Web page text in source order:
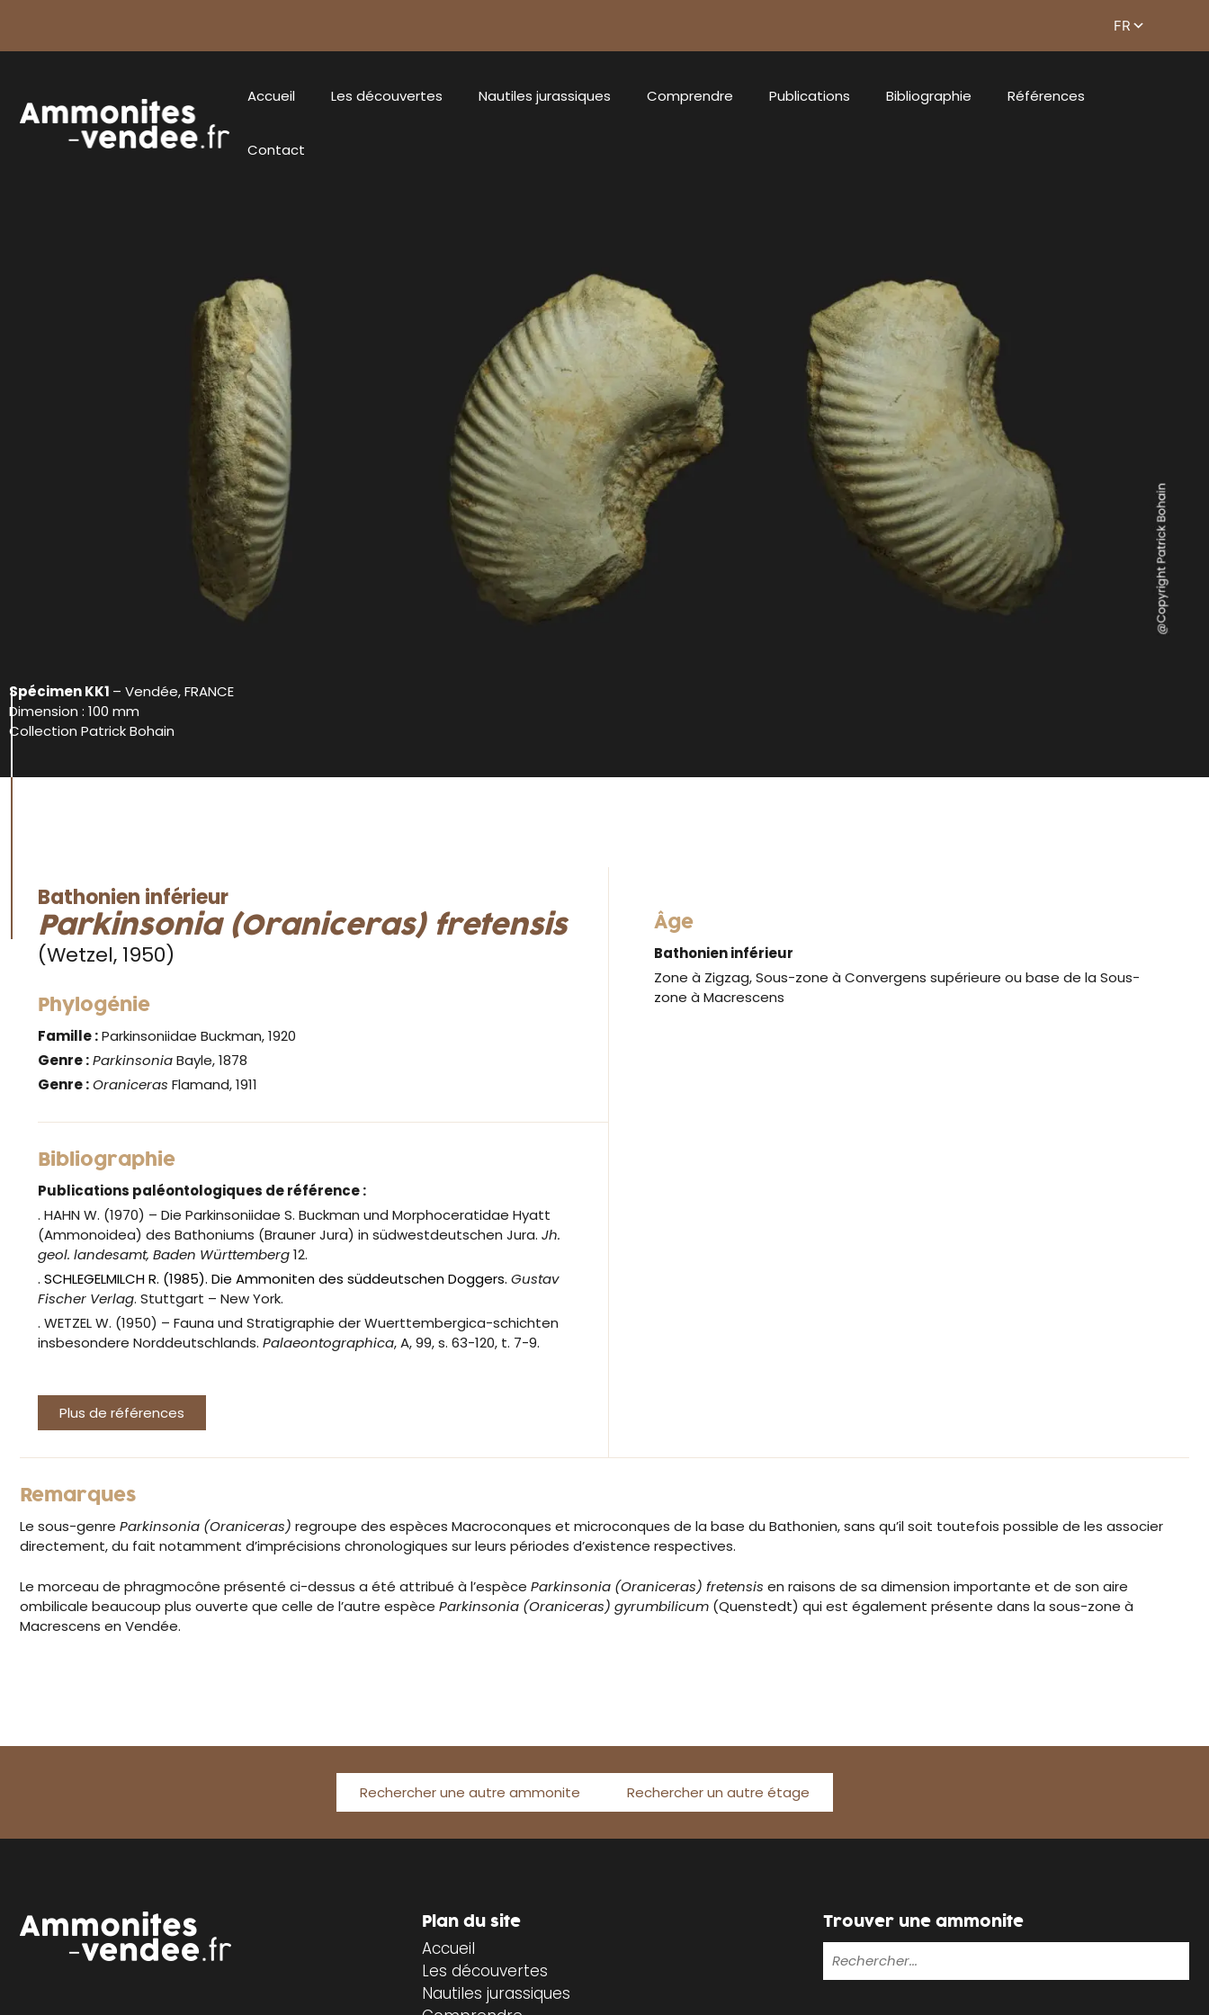
Accueil Les découvertes Nautiles jurassiques Comprendre Publications Bibliographie Références
Contact
Spécimen KK1 – Vendée, FRANCE
Dimension : 100 mm
Collection Patrick Bohain
Bathonien inférieur
Parkinsonia (Oraniceras) fretensis
(Wetzel, 1950)
Phylogénie
Famille :Parkinsoniidae Buckman, 1920
Genre :ParkinsoniaBayle, 1878
Genre :Oraniceras Flamand, 1911
Bibliographie
Publications paléontologiques de référence :
. HAHN W. (1970) – Die Parkinsoniidae S. Buckman und Morphoceratidae Hyatt
(Ammonoidea) des Bathoniums (Brauner Jura) in südwestdeutschen Jura. Jh.
geol. landesamt, Baden Württemberg12.
. SCHLEGELMILCH R. (1985). Die Ammoniten des süddeutschen Doggers. Gustav
Fischer Verlag. Stuttgart – New York.
. WETZEL W. (1950) – Fauna und Stratigraphie der Wuerttembergica-schichten
insbesondere Norddeutschlands. Palaeontographica, A, 99, s. 63-120, t. 7-9.
Plus de références
Âge
Bathonien inférieur
Zone à Zigzag, Sous-zone à Convergens supérieure ou base de la Sous-
zone à Macrescens
Remarques
Le sous-genre Parkinsonia (Oraniceras) regroupe des espèces Macroconques et microconques de la base du Bathonien, sans qu’il soit toutefois possible de les associer
directement, du fait notamment d’imprécisions chronologiques sur leurs périodes d’existence respectives.
Le morceau de phragmocône présenté ci-dessus a été attribué à l’espèce Parkinsonia (Oraniceras) fretensis en raisons de sa dimension importante et de son aire
ombilicale beaucoup plus ouverte que celle de l’autre espèce Parkinsonia (Oraniceras) gyrumbilicum (Quenstedt) qui est également présente dans la sous-zone à
Macrescens en Vendée.
Rechercher une autre ammonite Rechercher un autre étage
Plan du site
Accueil
Les découvertes
Nautiles jurassiques
Trouver une ammonite